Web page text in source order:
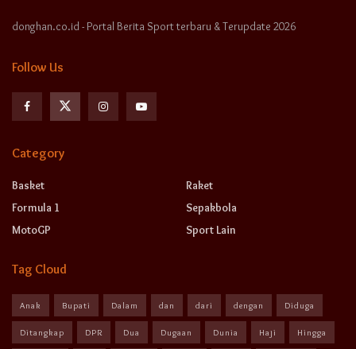
donghan.co.id - Portal Berita Sport terbaru & Terupdate 2026
Follow Us
Category
Basket
Formula 1
MotoGP
Raket
Sepakbola
Sport Lain
Tag Cloud
Anak Bupati Dalam dan dari dengan Diduga
Ditangkap DPR Dua Dugaan Dunia Haji Hingga